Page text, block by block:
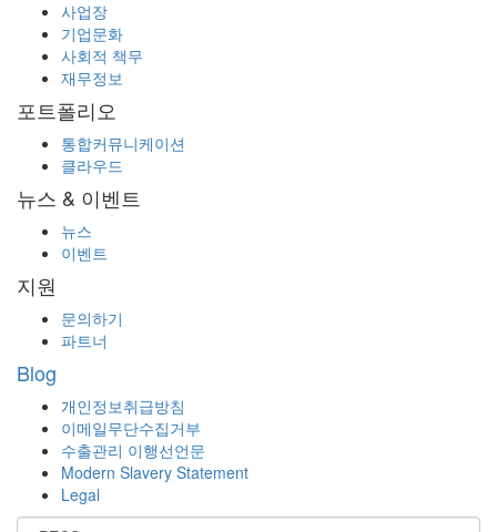
사업장
기업문화
사회적 책무
재무정보
포트폴리오
통합커뮤니케이션
클라우드
뉴스 & 이벤트
뉴스
이벤트
지원
문의하기
파트너
Blog
개인정보취급방침
이메일무단수집거부
수출관리 이행선언문
Modern Slavery Statement
Legal